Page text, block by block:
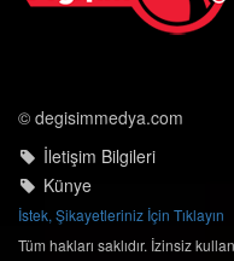
© degisimmedya.com
İletişim Bilgileri
Künye
İstek, Şikayetleriniz İçin Tıklayın
Tüm hakları saklıdır. İzinsiz